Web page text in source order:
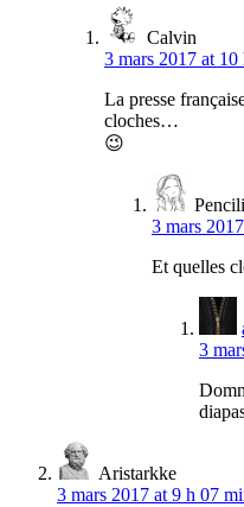
Calvin
3 mars 2017 at 10
La presse
cloches…
😉
3 mars
Et quelles
3
Aristarkke
3 mars 2017 at 9 h 07